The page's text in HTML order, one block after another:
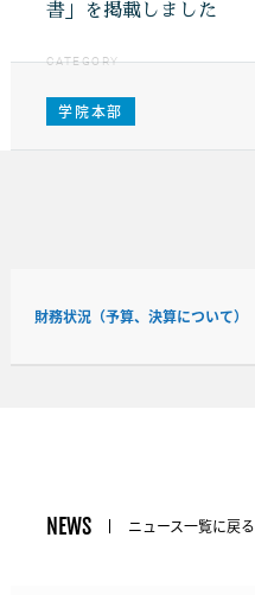
書」を掲載しました
CATEGORY
学院本部
財務状況（予算、決算について）
NEWS ニュース一覧に戻る